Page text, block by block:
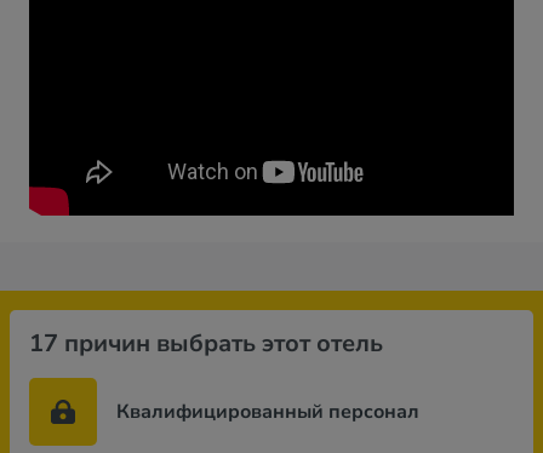
17 причин выбрать этот отель
Квалифицированный персонал